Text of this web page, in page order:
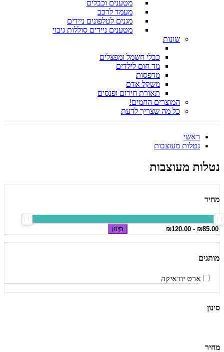
מטענים וכבלים
מעמד לרכב
מגנים לטלפונים ניידים
מטענים ניידים סוללות גיבוי
שונות
כבלי חשמל ומפצלים
מד חום לילדים
מדפסות
משקל אדם
תאורת חירום ופנסים
המוצרים החמים!
כל מה שצריך לדעת
ראשי
נטלות מעוצבות
נטלות מעוצבות
מחיר
סינון
מותגים
ארט יודאיקה
סינון
מחיר